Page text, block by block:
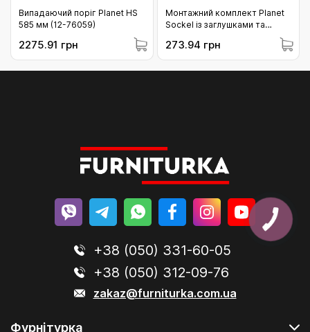
Випадаючий поріг Planet HS
585 мм (12-76059)
2275.91 грн
Монтажний комплект Planet
Sockel із заглушками та
273.94 грн
+38 (050) 331-60-05
+38 (050) 312-09-76
zakaz@furniturka.com.ua
Фурнітурка